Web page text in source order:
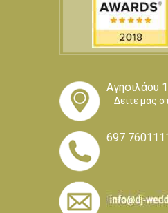
Αγησιλάου
Δείτε μας
697